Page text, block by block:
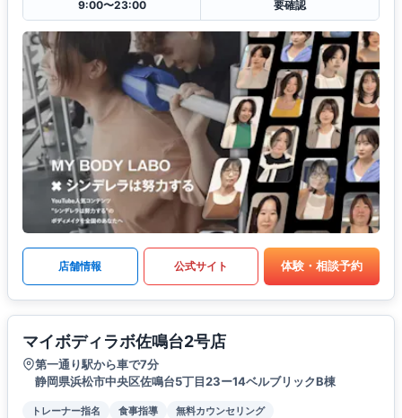
9:00〜23:00 要確認
店舗情報 公式サイト 体験・相談予約
マイボディラボ佐鳴台2号店
第一通り駅から車で7分
静岡県浜松市中央区佐鳴台5丁目23ー14ベルブリックB棟
トレーナー指名 食事指導 無料カウンセリング